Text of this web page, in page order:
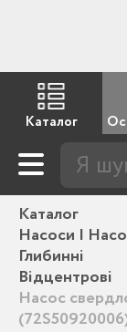
Каталог
Каталог
Насоси |
Глибинні
Відцентрові
Насос